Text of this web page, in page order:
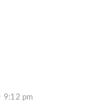
9:12 pm